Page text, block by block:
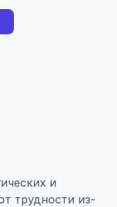
и
трудности из-